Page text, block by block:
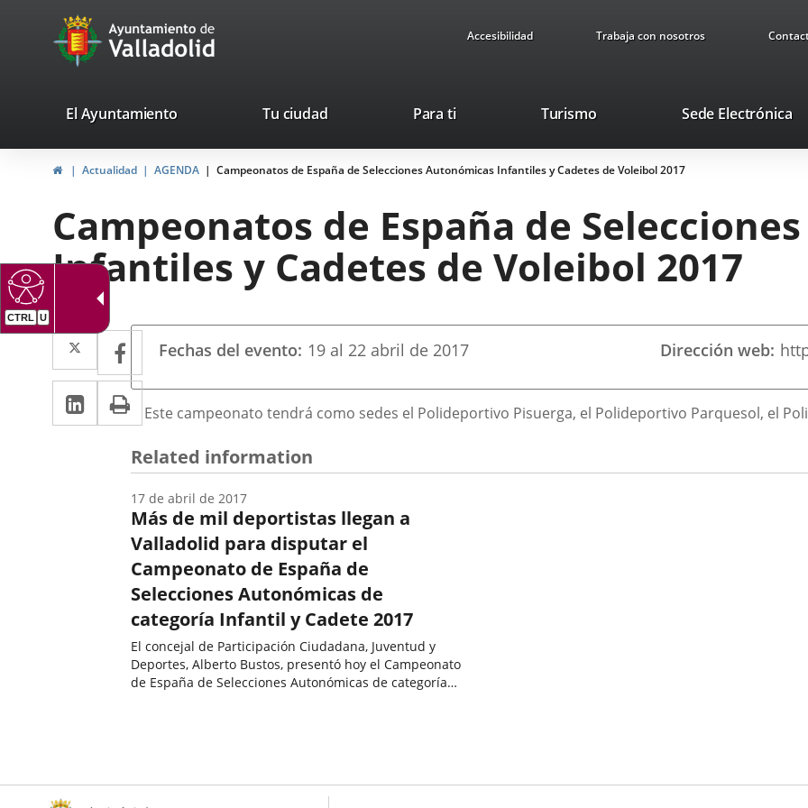
Portal
Web
Ayuntamiento
de
Accesibilidad Trabaja con nosotros
valladolid.es
El Ayuntamiento Tu ciudad Para ti TurismoThis
will
open
a
pop-
up
window.
Sede Electrónica
HomeActualidad AGENDA Campeonatos de España de Selecciones Autonómicas Infantiles y Cadetes de Voleibol 2017
Campeonatos de España de
Infantiles y Cadetes de Voleibol 2017
Twitter
Enlace
a
una
aplicación
externa.
Facebook
Enlace
a
una
externa.
Linkedin
Enlace
a
aplicación
externa.
Print
del
Fechas del evento 19 al 22 abril de 2017 Dirección web
Descripción
Este campeonato tendrá como sedes el Polideportivo Pisuerga, el Polideportivo Parquesol, el
Related information
Más de mil deportistas llegan a
Valladolid para disputar el
Campeonato de España de
Selecciones Autonómicas de
categoría Infantil y Cadete 2017
El concejal de Participación Ciudadana, Juventud y
Deportes, Alberto Bustos, presentó hoy el Campeonato
de España de Selecciones Autonómicas de categoría
17 de abril de 2017